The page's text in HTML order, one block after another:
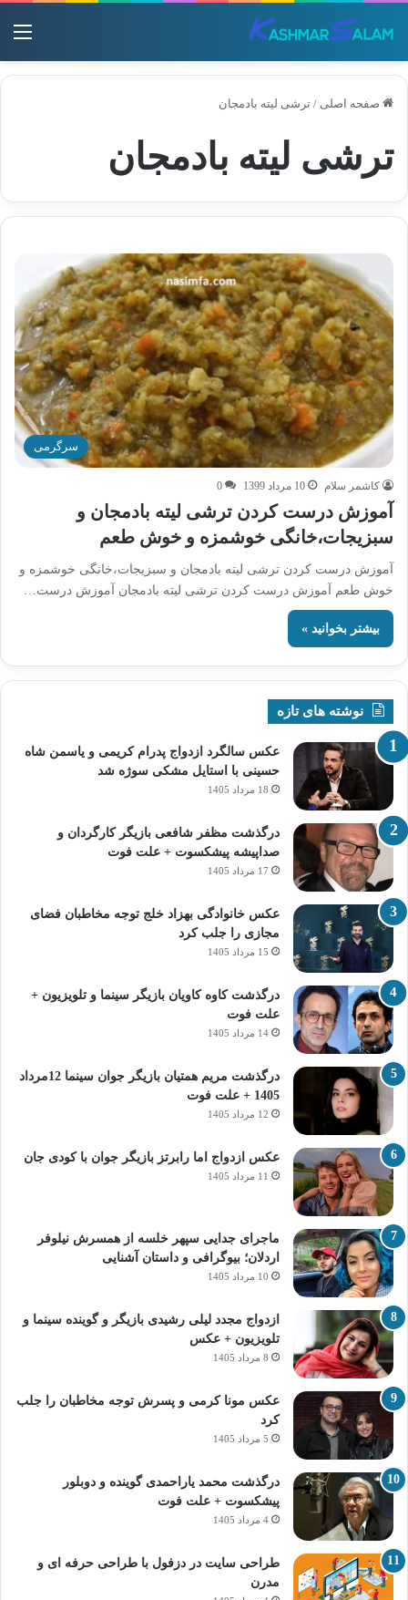
صفحه اصلی / ترشی لیته بادمجان
ترشی لیته بادمجان
سرگرمی
کاشمر سلام 10 مرداد 1399 0
آموزش درست کردن ترشی لیته بادمجان و
سبزیجات،خانگی خوشمزه و خوش طعم
آموزش درست کردن ترشی لیته بادمجان و سبزیجات،خانگی خوشمزه و
خوش طعم آموزش درست کردن ترشی لیته بادمجان آموزش درست…
بیشتر بخوانید »
نوشته های تازه
عکس سالگرد ازدواج پدرام کریمی و یاسمن شاه‌
حسینی با استایل مشکی سوژه شد
18 مرداد 1405
درگذشت مظفر شافعی بازیگر کارگردان و
صداپیشه پیشکسوت + علت فوت
17 مرداد 1405
عکس خانوادگی بهزاد خلج توجه مخاطبان فضای
مجازی را جلب کرد
15 مرداد 1405
درگذشت کاوه کاویان بازیگر سینما و تلویزیون +
علت فوت
14 مرداد 1405
درگذشت مریم همتیان بازیگر جوان سینما 12مرداد
1405 + علت فوت
12 مرداد 1405
عکس ازدواج اما رابرتز بازیگر جوان با کودی جان
11 مرداد 1405
ماجرای جدایی سپهر خلسه از همسرش نیلوفر
اردلان؛ بیوگرافی و داستان آشنایی
10 مرداد 1405
ازدواج مجدد لیلی رشیدی بازیگر و گوینده سینما و
تلویزیون + عکس
8 مرداد 1405
عکس مونا کرمی و پسرش توجه مخاطبان را جلب
کرد
5 مرداد 1405
درگذشت محمد یاراحمدی گوینده و دوبلور
پیشکسوت + علت فوت
4 مرداد 1405
طراحی سایت در دزفول با طراحی حرفه‌ ای و
مدرن